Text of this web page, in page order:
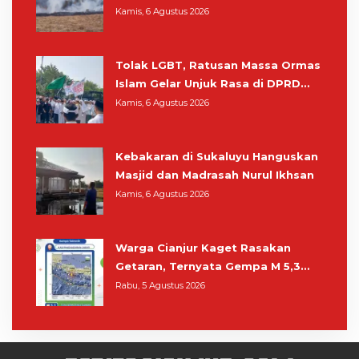
Pangrango, Relawan dan Warga
Kamis, 6 Agustus 2026
Tolak LGBT, Ratusan Massa Ormas
Islam Gelar Unjuk Rasa di DPRD
Cianjur
Kamis, 6 Agustus 2026
Kebakaran di Sukaluyu Hanguskan
Masjid dan Madrasah Nurul Ikhsan
Kamis, 6 Agustus 2026
Warga Cianjur Kaget Rasakan
Getaran, Ternyata Gempa M 5,3
Berpusat di Pangandaran
Rabu, 5 Agustus 2026